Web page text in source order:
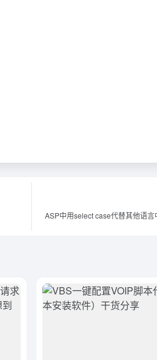
ASP中用select case代替其他语